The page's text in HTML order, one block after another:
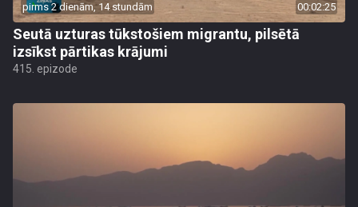
pirms 2 dienām, 14 stundām 00:02:25
Seutā uzturas tūkstošiem migrantu, pilsētā
izsīkst pārtikas krājumi
415. epizode